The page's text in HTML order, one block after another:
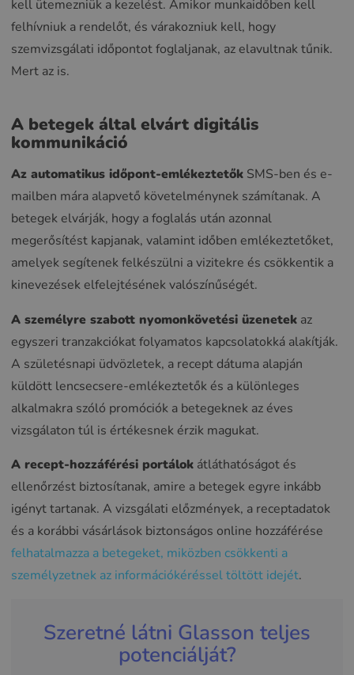
kell ütemezniük a kezelést. Amikor munkaidőben kell
felhívniuk a rendelőt, és várakozniuk kell, hogy
szemvizsgálati időpontot foglaljanak, az elavultnak tűnik.
Mert az is.
A betegek által elvárt digitális
kommunikáció
Az automatikus időpont-emlékeztetők SMS-ben és e-
mailben mára alapvető követelménynek számítanak. A
betegek elvárják, hogy a foglalás után azonnal
megerősítést kapjanak, valamint időben emlékeztetőket,
amelyek segítenek felkészülni a vizitekre és csökkentik a
kinevezések elfelejtésének valószínűségét.
A személyre szabott nyomonkövetési üzenetek az
egyszeri tranzakciókat folyamatos kapcsolatokká alakítják.
A születésnapi üdvözletek, a recept dátuma alapján
küldött lencsecsere-emlékeztetők és a különleges
alkalmakra szóló promóciók a betegeknek az éves
vizsgálaton túl is értékesnek érzik magukat.
A recept-hozzáférési portálok átláthatóságot és
ellenőrzést biztosítanak, amire a betegek egyre inkább
igényt tartanak. A vizsgálati előzmények, a receptadatok
és a korábbi vásárlások biztonságos online hozzáférése
felhatalmazza a betegeket, miközben csökkenti a
személyzetnek az információkéréssel töltött idejét.
Szeretné látni Glasson teljes
potenciálját?